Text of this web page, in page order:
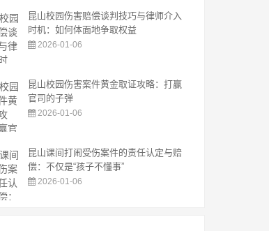
昆山校园伤害赔偿谈判技巧与律师介入
时机：如何体面地争取权益
2026-01-06
昆山校园伤害案件黄金取证攻略：打赢
官司的子弹
2026-01-06
昆山课间打闹受伤案件的责任认定与赔
偿：不仅是“孩子不懂事”
2026-01-06